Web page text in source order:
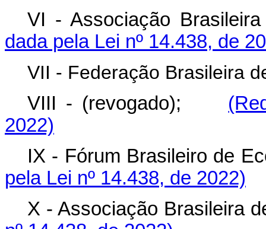
VI - Associação
dada pela Lei nº 14.438, de
VII - Federação Brasileira
VIII - (revogado);
2022)
IX - Fórum Brasileiro de
pela Lei nº 14.438, de 2022)
X - Associação